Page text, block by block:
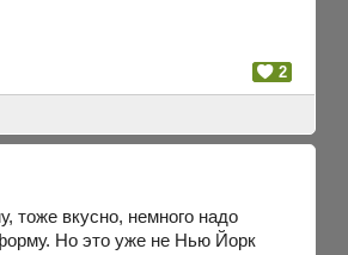
2
тоже вкусно, немного надо
Но это уже не Нью Йорк